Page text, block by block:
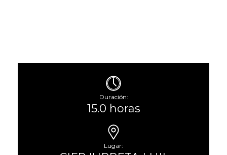
Duración:
15.0 horas
Lugar: